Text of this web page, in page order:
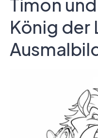
Timon
König der